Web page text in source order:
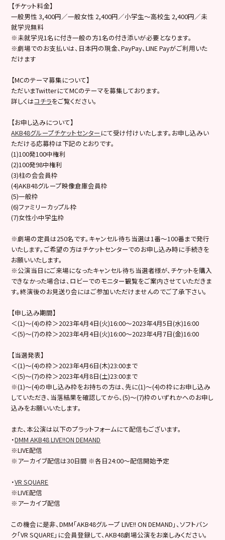
【チケット料金】
一般男性 3,400円／一般女性 2,400円／小学生～高校生 2,400円／未
就学児無料
※未就学児1名に付き一般の方1名の付き添いが必要となります。
※劇場でのお支払いは、日本円の現金、PayPay、LINE Payがご利用いた
だけます
【MCのテーマ募集について】
ただいまTwitterにてMCのテーマを募集しております。
詳しくはコチラをご覧ください。
【お申し込みについて】
AKB48グループチケットセンター にて受け付けいたします。お申し込みい
ただける応募枠は下記のとおりです。
(1)100発100中権利
(2)100発98中権利
(3)柱の会会員枠
(4)AKB48グループ映像倉庫会員枠
(5)一般枠
(6)ファミリーカップル枠
(7)女性小中学生枠
※劇場の定員は250名です。キャンセル待ち当選は1番～100番まで発行
いたします。ご希望の方はチケットセンターでのお申し込み時に手続きを
お願いいたします。
※公演当日にご来場になったキャンセル待ち当選者様が、チケットを購入
できなかった場合は、ロビーでのモニター観覧をご案内させていただきま
す。終演後のお見送り会にはご参加いただけませんのでご了承下さい。
【申し込み期間】
＜(1)～(4)の枠＞2023年4月4日(火)16:00～2023年4月5日(水)16:00
＜(5)～(7)の枠＞2023年4月4日(火)16:00～2023年4月7日(金)16:00
【当選発表】
＜(1)～(4)の枠＞2023年4月6日(木)23:00まで
＜(5)～(7)の枠＞2023年4月8日(土)23:00まで
※(1)～(4)の申し込み枠をお持ちの方は、先に(1)～(4)の枠にお申し込み
していただき、当落結果を確認してから、(5)～(7)枠のいずれかへのお申し
込みをお願いいたします。
また、本公演は以下のプラットフォームにて配信もございます。
・DMM AKB48 LIVE!!ON DEMAND
※LIVE配信
※アーカイブ配信は30日間 ※各日24:00～配信開始予定
・VR SQUARE
※LIVE配信
※アーカイブ配信
この機会に是非、DMM「AKB48グループ LIVE!! ON DEMAND」、ソフトバン
ク「VR SQUARE」に会員登録して、AKB48劇場公演をお楽しみください。